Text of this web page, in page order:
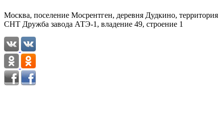
Москва, поселение Мосрентген, деревня Дудкино, территория
СНТ Дружба завода АТЭ-1, владение 49, строение 1